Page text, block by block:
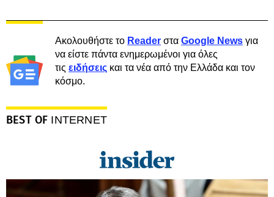
Ακολουθήστε το Reader στα Google News για
να είστε πάντα ενημερωμένοι για όλες
τις ειδήσεις και τα νέα από την Ελλάδα και τον
κόσμο.
BEST OF INTERNET